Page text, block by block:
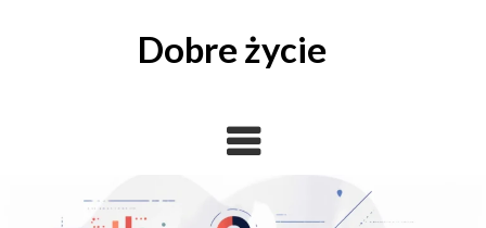
Dobre życie